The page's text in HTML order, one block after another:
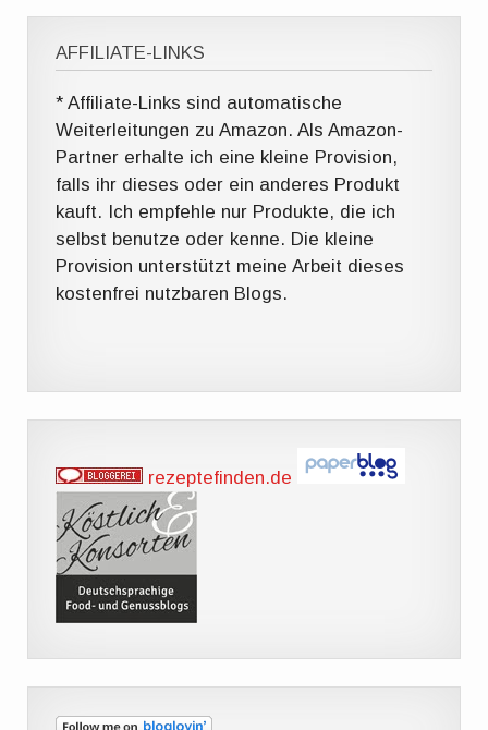
AFFILIATE-LINKS
* Affiliate-Links sind automatische
Weiterleitungen zu Amazon. Als Amazon-
Partner erhalte ich eine kleine Provision,
falls ihr dieses oder ein anderes Produkt
kauft. Ich empfehle nur Produkte, die ich
selbst benutze oder kenne. Die kleine
Provision unterstützt meine Arbeit dieses
kostenfrei nutzbaren Blogs.
rezeptefinden.de